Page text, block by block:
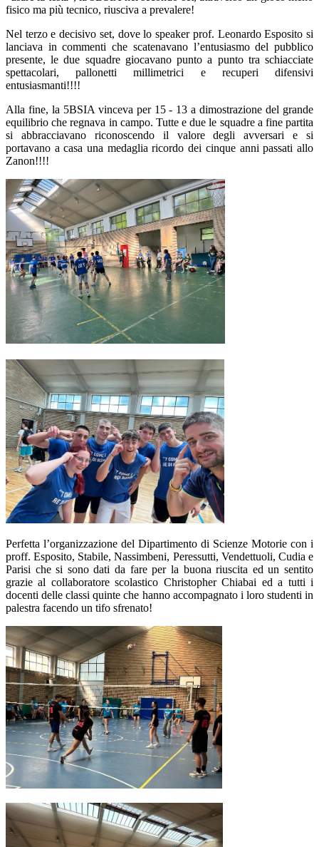
fisico ma più tecnico, riusciva a prevalere!
Nel terzo e decisivo set, dove lospeaker prof. Leonardo Esposito si
lanciava in commenti che scatenavano l’entusiasmo del pubblico
presente, le due squadre giocavano punto a punto tra schiacciate
spettacolari, pallonetti millimetrici e recuperi difensivi
entusiasmanti!!!!
Alla fine, la 5BSIA vinceva per 15 - 13 a dimostrazione del grande
equilibrio che regnava in campo. Tutte e due le squadre a fine partita
si abbracciavano riconoscendo il valore degli avversari e si
portavano a casa una medaglia ricordo dei cinque anni passati allo
Zanon!!!!
Perfetta l’organizzazione del Dipartimento di Scienze Motorie con i
proff.Esposito, Stabile, Nassimbeni, Peressutti, Vendettuoli, Cudia e
Parisi che si sono dati da fare per la buona riuscita ed un sentito
grazie al collaboratore scolastico Christopher Chiabai ed a tutti i
docenti delle classi quinteche hanno accompagnato i loro studenti in
palestra facendo un tifo sfrenato!